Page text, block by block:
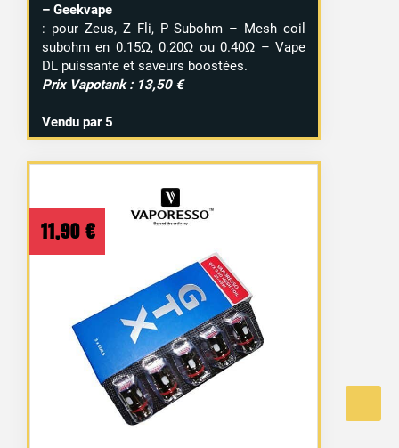
– Geekvape
: pour Zeus, Z Fli, P Subohm – Mesh coil
subohm en 0.15Ω, 0.20Ω ou 0.40Ω – Vape
DL puissante et saveurs boostées.
Prix Vapotank : 13,50 €
Vendu par 5
11,90 €